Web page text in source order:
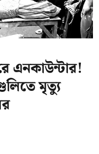
মৃত্যু